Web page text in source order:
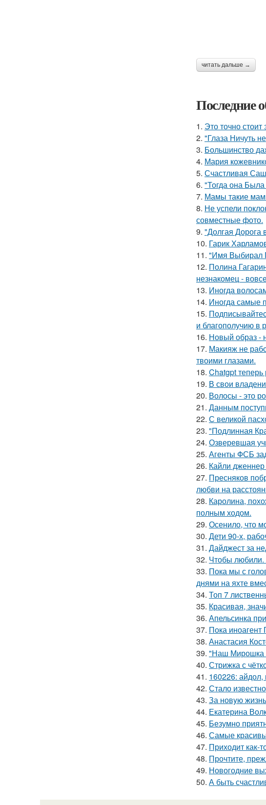
читать дальше →
Последние
1. Это точно стоит
2. "Глаза Ничуть
3. Большинство
4. Мария
5. Счастливая
6. "Тогда она
7. Мамы такие
8. Не успели
совместные фото.
9. "Долгая Дорога
10. Гарик
11. "Имя Выбирал
12. Полина
незнакомец -
13. Иногда
14. Иногда самые
15.
и благополучию в
16. Новый образ -
17. Макияж не
твоими глазами.
18. Chatgpt
19. В свои
20. Волосы - это
21. Данным
22. С великой
23. "Подлинная
24. Озверевшая
25. Агенты ФСБ
26. Кайли
27. Пресняков
любви на
28. Каролина,
полным ходом.
29. Осенило, что
30. Дети 90-х,
31. Дайджест за
32. Чтобы
33. Пока мы с
днями на яхте
34. Топ 7
35. Красивая,
36. Апельсинка
37. Пока иноагент
38. Анастасия
39. "Наш Мирошка -
40. Стрижка с
41. 160226: айдол,
42. Стало
43. За новyю
44. Екатерина
45. Безумно
46. Самые
47. Приходит как-
48. Прочтите,
49. Новогодние
50. А быть